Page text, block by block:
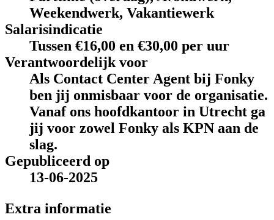
Weekendwerk, Vakantiewerk
Salarisindicatie
Tussen €16,00 en €30,00 per uur
Verantwoordelijk voor
Als Contact Center Agent bij Fonky
ben jij onmisbaar voor de organisatie.
Vanaf ons hoofdkantoor in Utrecht ga
jij voor zowel Fonky als KPN aan de
slag.
Gepubliceerd op
13-06-2025
Extra informatie